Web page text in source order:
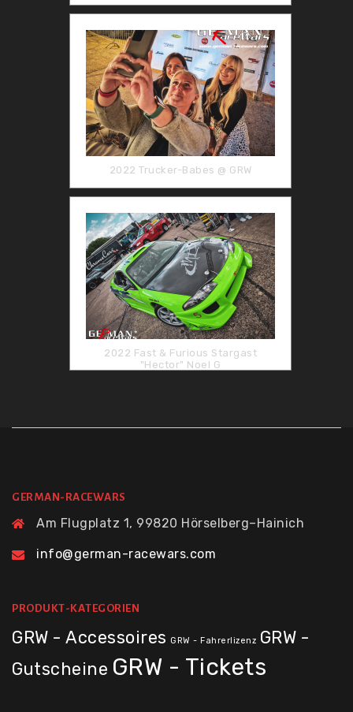
2022 Trucker-Babes @ GRW
2022 Fast & Furious Stargast
"Hector" Noel G
GERMAN-RACEWARS
Am Flugplatz 1, 99820 Hörselberg–Hainich
info@german-racewars.com
PRODUKT-KATEGORIEN
GRW - Accessoires GRW - Fahrerlizenz GRW -
Gutscheine GRW - Tickets